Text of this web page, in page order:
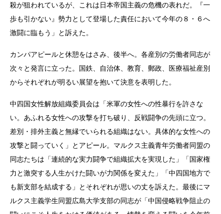
殺が狙われているが、これは日本帝国主義の危機の表れだ。『一
歩も引かない』勢力として登場した責任において今年の８・６へ
激闘に臨もう」と訴えた。
カンパアピールと休憩をはさみ、後半へ。各産別の労働者同志が
次々と発言に立った。国鉄、自治体、教育、郵政、医療福祉産別
からそれぞれが明るい展望を抱いて決意を表明した。
中四国女性解放組織委員会は「米軍の女性への性暴行を許さな
い。あふれる女性への攻撃を打ち破り、反戦闘争の先頭に立つ。
差別・排外主義と無縁でいられる組織はない。具体的な女性への
攻撃と闘っていく」とアピール。マルクス主義青年労働者同盟の
同志たちは「連続的な実力闘争で組織拡大を実現した」「国家権
力と激突する人生かけた闘いが力関係を変えた」「中四国地方で
も新支部を結成する」とそれぞれが思いの丈を訴えた。最後にマ
ルクス主義学生同盟広島大学支部の同志が「中国侵略戦争阻止の